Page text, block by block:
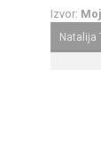
Izvor:
Natalija